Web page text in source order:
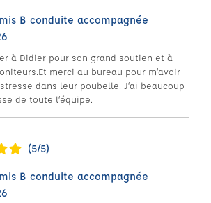
B conduite accompagnée
à Didier pour son grand soutien et à
merci au bureau pour m‘avoir
dans leur poubelle. J‘ai beaucoup
de toute l‘équipe.
(5/5)
B conduite accompagnée